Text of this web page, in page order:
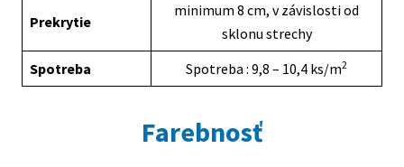
Prekrytie
minimum 8 cm, v závislosti od
sklonu strechy
Spotreba
Spotreba : 9,8 – 10,4 ks/m2
Farebnosť